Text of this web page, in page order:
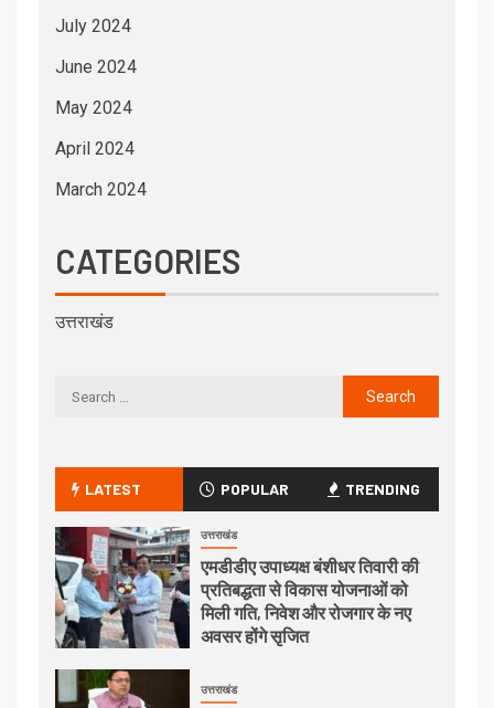
July 2024
June 2024
May 2024
April 2024
March 2024
CATEGORIES
उत्तराखंड
LATEST POPULAR TRENDING
उत्तराखंड
एमडीडीए उपाध्यक्ष बंशीधर तिवारी की
प्रतिबद्धता से विकास योजनाओं को
मिली गति, निवेश और रोजगार के नए
अवसर होंगे सृजित
उत्तराखंड